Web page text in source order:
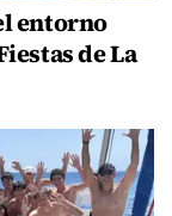
entorno
de La